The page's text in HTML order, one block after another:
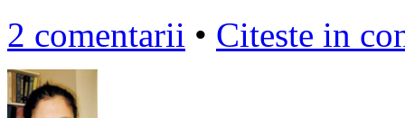
2 comentarii • Citeste in